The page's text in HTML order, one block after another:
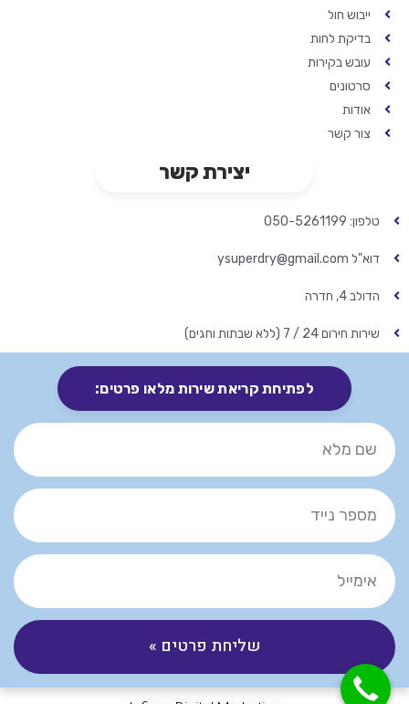
ייבוש חול
בדיקת לחות
עובש בקירות
סרטונים
אודות
צור קשר
יצירת קשר
טלפון: 050-5261199
דוא"ל ysuperdry@gmail.com
הדולב 4, חדרה
שירות חירום 24 / 7 (ללא שבתות וחגים)
לפתיחת קריאת שירות מלאו פרטים:
שליחת פרטים »